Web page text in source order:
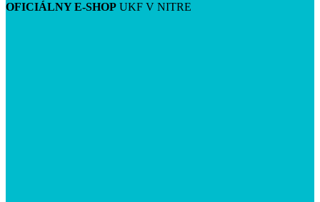
OFICIÁLNY E-SHOP UKF V NITRE